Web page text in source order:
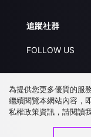
追蹤社群
FOLLOW US
為提供您更多優質的服
繼續閱覽本網站內容，
私權政策資訊，請閱讀